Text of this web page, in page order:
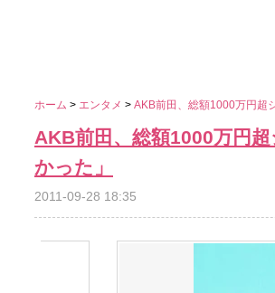
ホーム > エンタメ > AKB前田、総額1000万円超
AKB前田、総額1000万円
かった」
2011-09-28 18:35